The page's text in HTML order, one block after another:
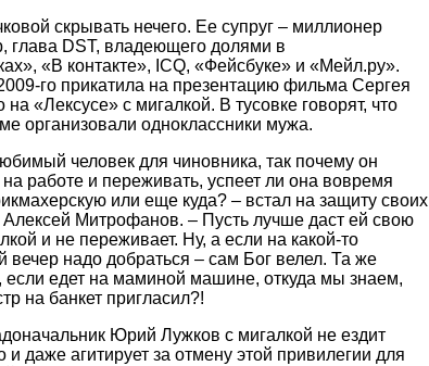
скрывать нечего. Ее супруг – миллионер
глава DST, владеющего долями в
«В контакте», ICQ, «Фейсбуке» и «Мейл.ру».
го прикатила на презентацию фильма Сергея
на «Лексусе» с мигалкой. В тусовке говорят, что
организовали одноклассники мужа.
человек для чиновника, так почему он
работе и переживать, успеет ли она вовремя
или еще куда? – встал на защиту своих
Алексей Митрофанов. – Пусть лучше даст ей свою
и не переживает. Ну, а если на какой-то
вечер надо добраться – сам Бог велел. Та же
едет на маминой машине, откуда мы знаем,
на банкет пригласил?!
Юрий Лужков с мигалкой не ездит
и даже агитирует за отмену этой привилегии для